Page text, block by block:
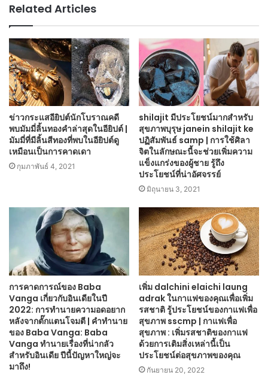
Related Articles
ข่าวกระแสอียิปต์นักโบราณคดี
พบมัมมี่ลิ้นทองคำล่าสุดในอียิปต์ |
มัมมี่ที่มีลิ้นสีทองที่พบในอียิปต์ดู
เหมือนเป็นการคาดเดา
กุมภาพันธ์ 4, 2021
shilajit มีประโยชน์มากสำหรับ
สุขภาพบุรุษ janein shilajit ke
ปฏิสัมพันธ์ samp | การใช้ศิลา
จิตในลักษณะนี้จะช่วยเพิ่มความ
แข็งแกร่งของผู้ชาย รู้ถึง
ประโยชน์ที่น่าอัศจรรย์
มิถุนายน 3, 2021
การคาดการณ์ของ Baba
Vanga เกี่ยวกับอินเดียในปี
2022: การทำนายความอดอยาก
หลังจากตั๊กแตนโจมตี | คำทำนาย
ของ Baba Vanga: Baba
Vanga ทำนายเรื่องที่น่ากลัว
สำหรับอินเดีย ปีนี้ปัญหาใหญ่จะ
มาถึง!
เพิ่ม dalchini elaichi laung
adrak ในกาแฟของคุณเพื่อเพิ่ม
รสชาติ รู้ประโยชน์ของกาแฟเพื่อ
สุขภาพ sscmp | กาแฟเพื่อ
สุขภาพ : เพิ่มรสชาติของกาแฟ
ด้วยการเติมสิ่งเหล่านี้เป็น
ประโยชน์ต่อสุขภาพของคุณ
กันยายน 20, 2022